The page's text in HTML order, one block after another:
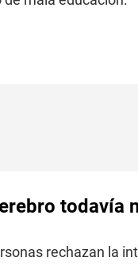
todavía
rechazan la